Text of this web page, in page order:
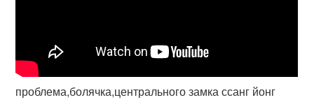
проблема,болячка,центрального замка ссанг йонг